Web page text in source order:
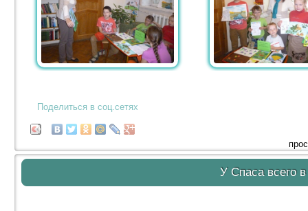
Поделиться в соц.сетях
У Спаса всего в